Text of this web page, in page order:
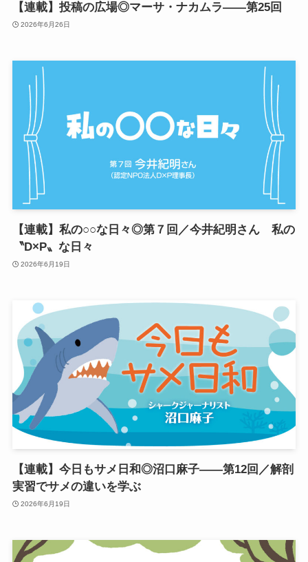
【連載】投稿の広場◎マーサ・ナカムラ——第25回
2026年6月26日
【連載】私の○○な日々◎第７回／今井紀明さん 私の
〝D×P〟な日々
2026年6月19日
【連載】今日もサメ日和◎沼口麻子——第12回／解剖
実習でサメの違いを学ぶ
2026年6月19日